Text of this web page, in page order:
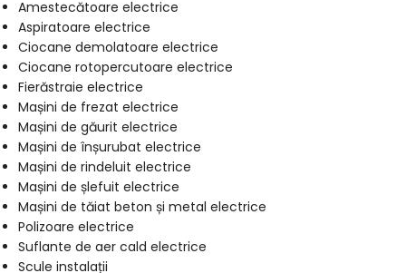
Amestecătoare electrice
Aspiratoare electrice
Ciocane demolatoare electrice
Ciocane rotopercutoare electrice
Fierăstraie electrice
Mașini de frezat electrice
Mașini de găurit electrice
Mașini de înșurubat electrice
Mașini de rindeluit electrice
Mașini de șlefuit electrice
Mașini de tăiat beton și metal electrice
Polizoare electrice
Suflante de aer cald electrice
Scule instalații